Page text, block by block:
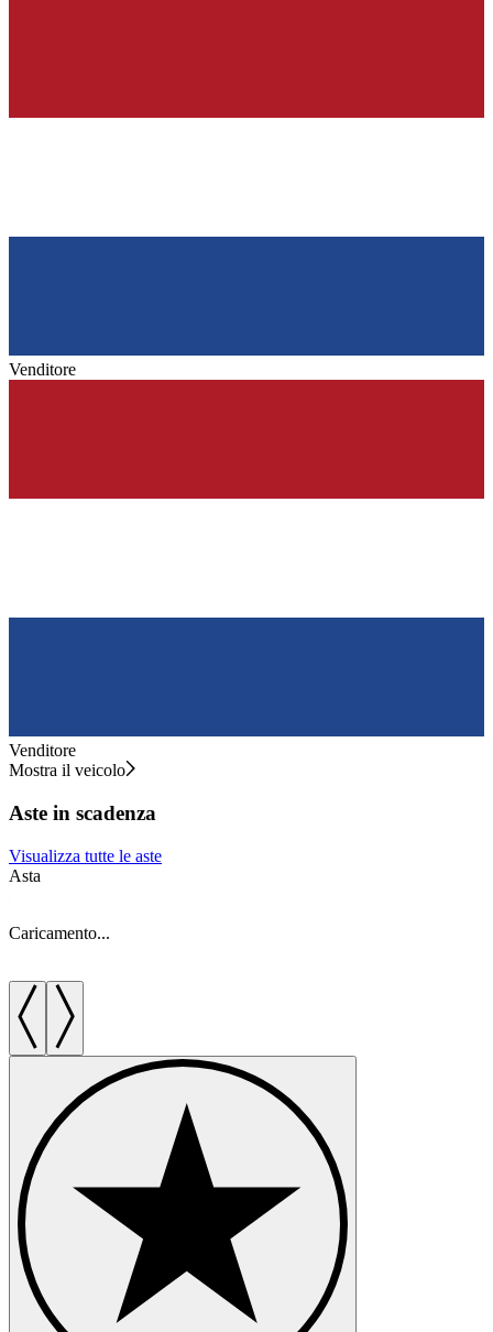
Venditore
Venditore
Mostra il veicolo
Aste in scadenza
Visualizza tutte le aste
Asta
Caricamento...